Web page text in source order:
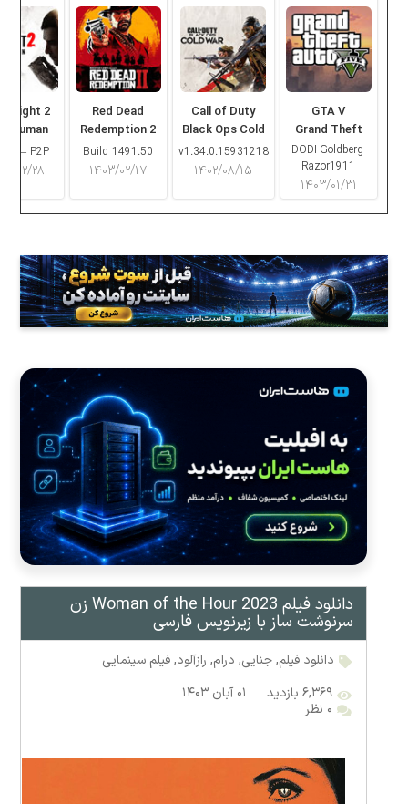
GTA V
Grand Theft
Auto V
DODI-Goldberg-
Razor1911
۱۴۰۳/۰۱/۳۱
Call of Duty
Black Ops Cold
War
v1.34.0.15931218
۱۴۰۲/۰۸/۱۵
Red Dead
Redemption 2
Build 1491.50
۱۴۰۳/۰۲/۱۷
Light 2
Human
– P2P
۱۴۰۳/
دانلود فیلم Woman of the Hour 2023 زن
سرنوشت‌ ساز با زیرنویس فارسی
دانلود فیلم,جنایی, درام, رازآلود,فیلم سینمایی
۶,۳۶۹ بازدید
۰۱ آبان ۱۴۰۳
۰ نظر